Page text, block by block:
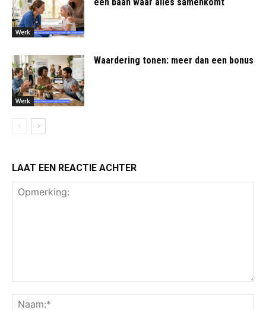
Werk
Werk
Waardering tonen: meer dan een bonus
LAAT EEN REACTIE ACHTER